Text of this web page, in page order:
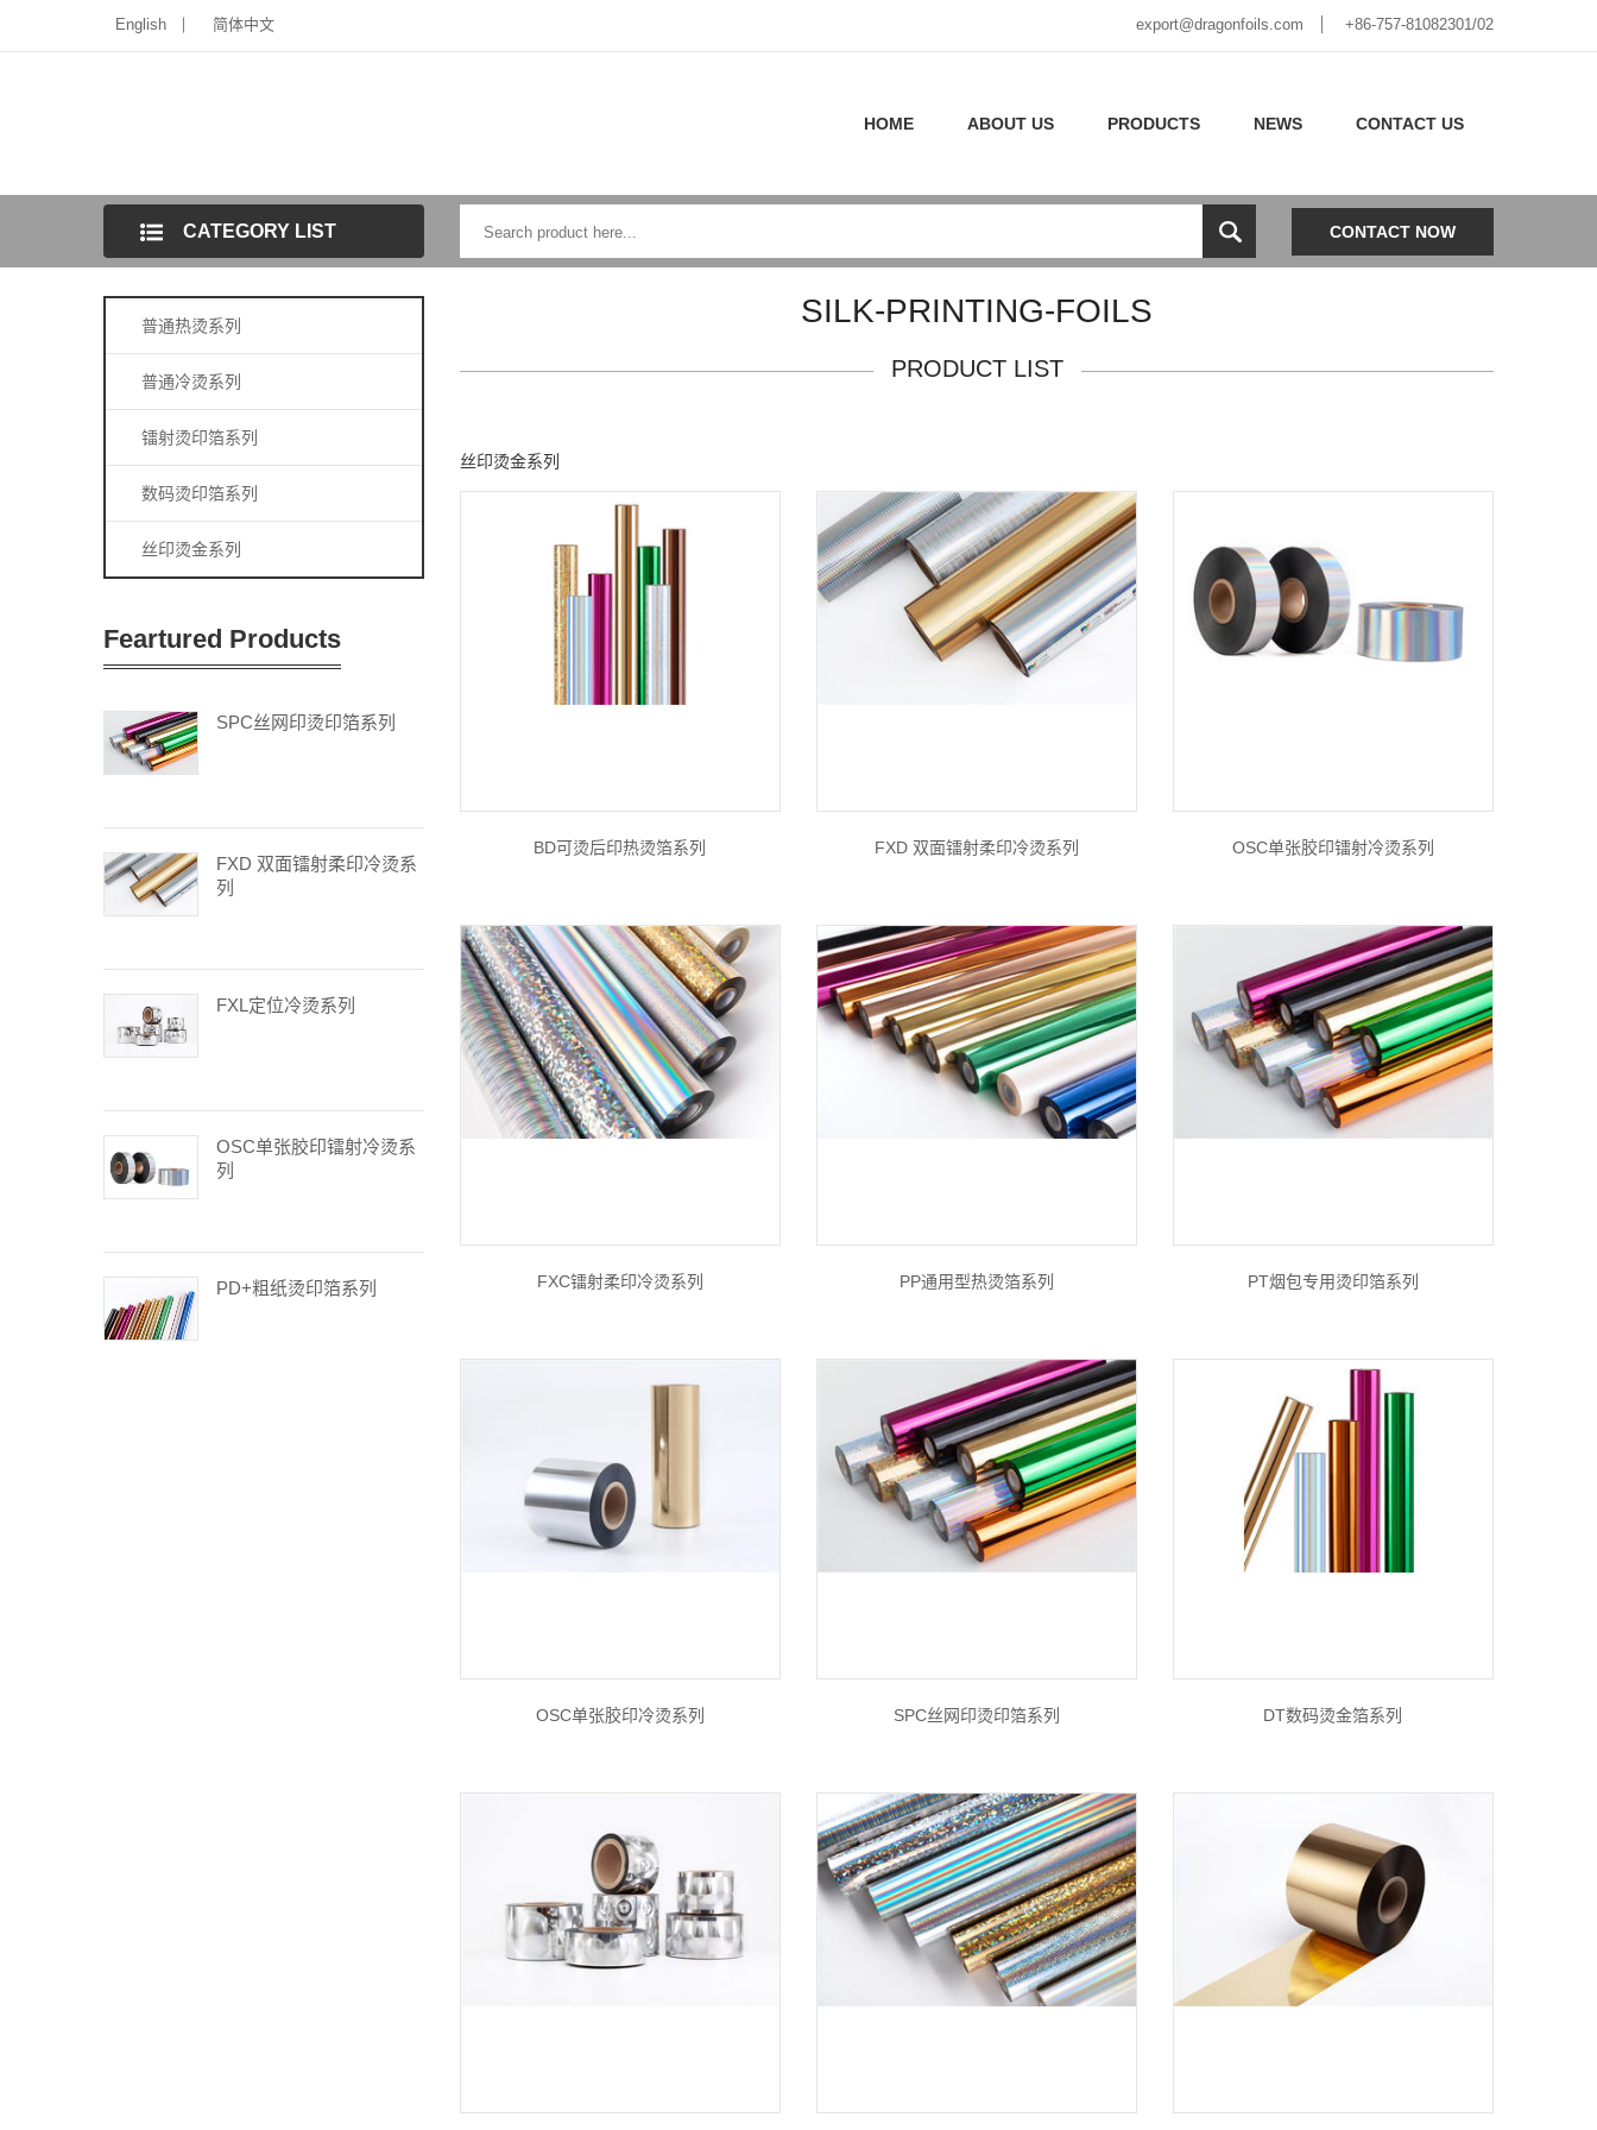
English 简体中文 export@dragonfoils.com +86-757-81082301/02
HOME ABOUT US PRODUCTS NEWS CONTACT US
CATEGORY LIST CONTACT NOW
普通热烫系列
普通冷烫系列
镭射烫印箔系列
数码烫印箔系列
丝印烫金系列
Feartured Products
SPC丝网印烫印箔系列
FXD 双面镭射柔印冷烫系
列
FXL定位冷烫系列
OSC单张胶印镭射冷烫系
列
PD+粗纸烫印箔系列
SILK-PRINTING-FOILS
PRODUCT LIST
丝印烫金系列
BD可烫后印热烫箔系列 FXD 双面镭射柔印冷烫系列 OSC单张胶印镭射冷烫系列
FXC镭射柔印冷烫系列 PP通用型热烫箔系列 PT烟包专用烫印箔系列
OSC单张胶印冷烫系列 SPC丝网印烫印箔系列 DT数码烫金箔系列